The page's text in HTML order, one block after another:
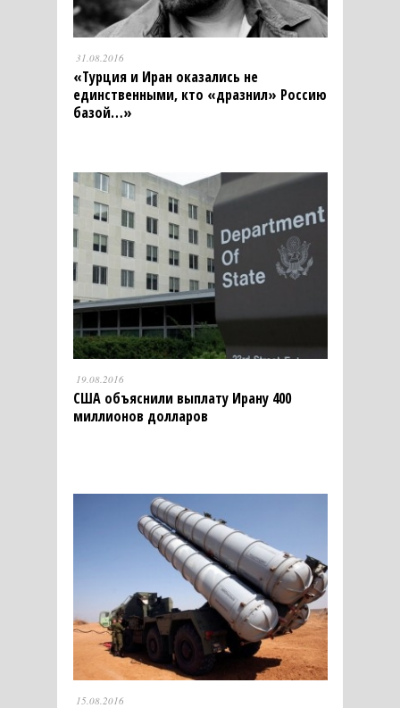
31.08.2016
«Турция и Иран оказались не
единственными, кто «дразнил» Россию
базой…»
19.08.2016
США объяснили выплату Ирану 400
миллионов долларов
15.08.2016